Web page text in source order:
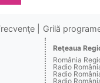
Grilă
Reţeaua
România
Radio
Radio
Radio